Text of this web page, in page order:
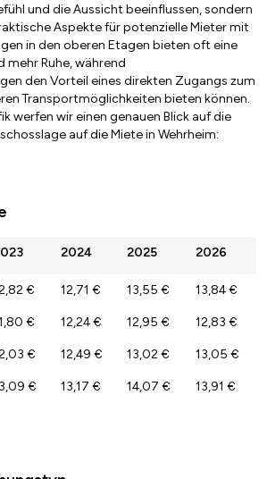
und die Aussicht beeinflussen, sondern
Aspekte für potenzielle Mieter mit
in den oberen Etagen bieten oft eine
mehr Ruhe, während
den Vorteil eines direkten Zugangs zum
Transportmöglichkeiten bieten können.
werfen wir einen genauen Blick auf die
auf die Miete in Wehrheim:
2024 2025 2026
€ 12,71 € 13,55 € 13,84 €
€ 12,24 € 12,95 € 12,83 €
€ 12,49 € 13,02 € 13,05 €
€ 13,17 € 14,07 € 13,91 €